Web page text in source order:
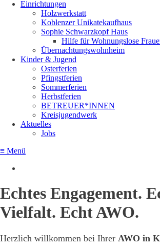
Einrichtungen
Holzwerkstatt
Koblenzer Unikatekaufhaus
Sophie Schwarzkopf Haus
Hilfe für Wohnungslose
Übernachtungswohnheim
Kinder & Jugend
Osterferien
Pfingstferien
Sommerferien
Herbstferien
BETREUER*INNEN
Kreisjugendwerk
Aktuelles
Jobs
≡ Menü
Echtes Engagement.
Vielfalt. Echt AWO.
Herzlich willkommen bei Ihrer AWO in